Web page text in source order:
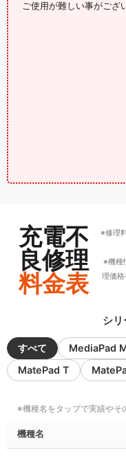
ご使用が難しい事がござ
充電不
良修理
料金表
※修理
※機種
理価
シリ
すべて MediaPad
MatePad T
機種名